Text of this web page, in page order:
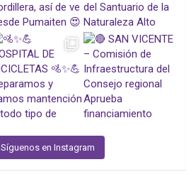
Síguenos en Instagram